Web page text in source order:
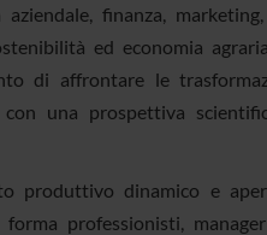
aziendale, finanza,
ed economia
di affrontare le
una prospettiva
produttivo dinamico e
professionisti,